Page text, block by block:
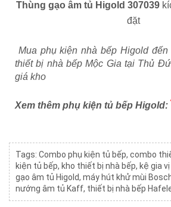
Thùng gạo âm tủ Higold 307039
đặt
Mua phụ kiện nhà bếp Higold
thiết bị nhà bếp Mộc Gia tại Thủ
giá kho
Xem thêm phụ kiện tủ bếp Higold:
Tags: Combo phụ kiện tủ bếp, combo
kiện tủ bếp, kho thiết bị nhà bếp, kệ gia
gạo âm tủ Higold, máy hút khử mùi
nướng âm tủ Kaff, thiết bị nhà bếp